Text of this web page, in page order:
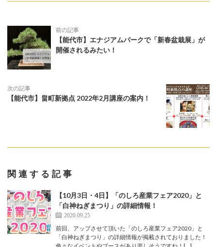
前の記事
【能代市】エナジアムパークで「新春盆栽展」が
開催されるみたい！
次の記事
【能代市】畠町新拠点 2022年2月講座の案内！
関連する記事
【10月3日・4日】「のしろ産業フェア2020」と
「白神ねぎまつり」の詳細情報！
2020.09.25
前回、アップさせて頂いた「のしろ産業フェア2020」と
「白神ねぎまつり」の詳細情報が掲載されておりました！